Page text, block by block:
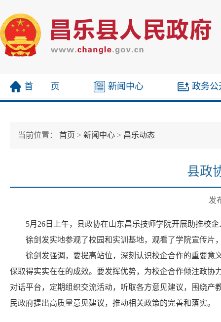
首 页 新闻中心 政务公
当前位置： 首页 > 新闻中心 > 昌乐动态
县政
发
5月26日上午，县政协在山东昌乐技师学院开展助推校
徐剑发实地参观了校园和实训基地，观看了学院宣传片
徐剑发强调，要提高站位，深刻认识校企合作的重要意
保取得实实在在的成效。要发挥优势，为校企合作倾注政
对话平台，定期组织交流活动，听取各方意见建议，围绕
民政府提出高质量意见建议，推动相关政策的完善和落实。